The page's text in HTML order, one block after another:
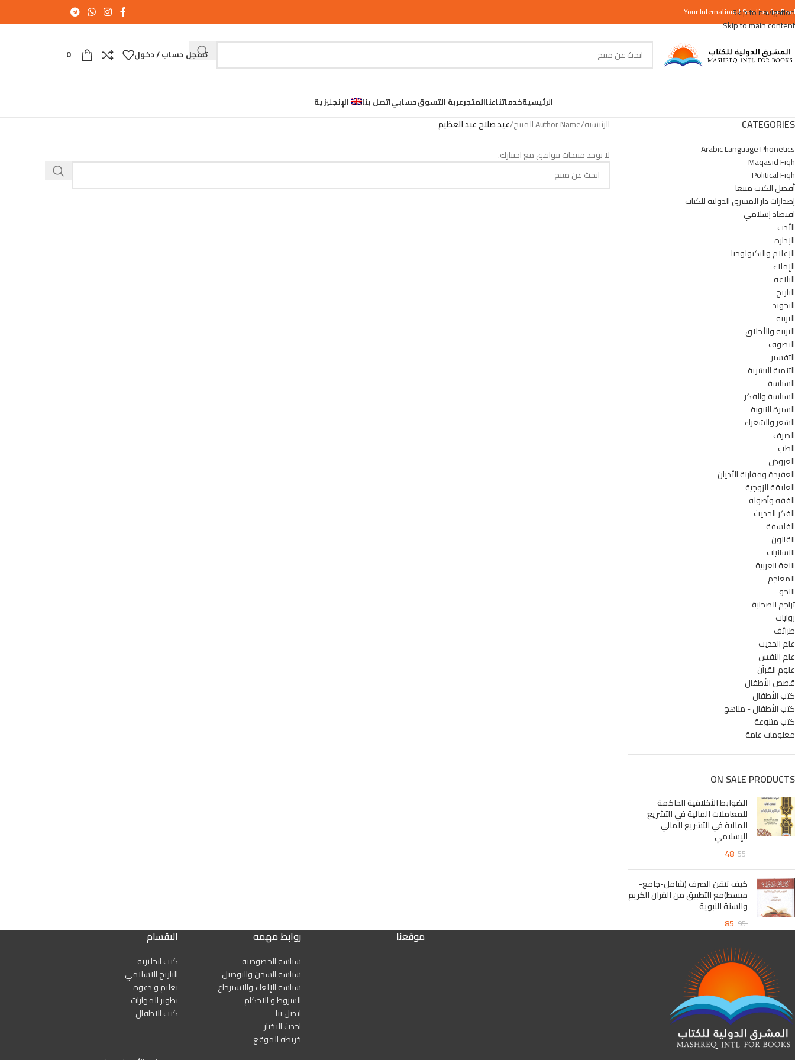
Skip to navigation
Skip to main content
YourInternationalSolution for
تسجل حساب / دخول 0
الرئيسيةخدماتناعناالمتجرعربة التسوقحسابياتصل بنا الإنجليزية
CATEGORIES
Arabic Language Phonetics
Maqasid Fiqh
Political Fiqh
أفضل الكتب مبيعا
إصدارات دار المشرق الدولية للكتاب
اقتصاد إسلامي
الأدب
الإدارة
الإعلام والتكنولوجيا
الإملاء
البلاغة
التاريخ
التجويد
التربية
التربية والأخلاق
التصوف
التفسير
التنمية البشرية
السياسة
السياسة والفكر
السيرة النبوية
الشعر والشعراء
الصرف
الطب
العروض
العقيدة ومقارنة الأديان
العلاقة الزوجية
الفقه وأصوله
الفكر الحديث
الفلسفة
القانون
اللسانيات
اللغة العربية
المعاجم
النحو
تراجم الصحابة
روايات
طرائف
علم الحديث
علم النفس
علوم القرآن
قصص الأطفال
كتب الأطفال
كتب الأطفال - مناهج
كتب متنوعة
معلومات عامة
ON SALE PRODUCTS
الضوابط الأخلاقية الحاكمة
للمعاملات المالية في التشريع
المالية في التشريع المالي
الإسلامي
55
48
كيف تتقن الصرف (شامل-جامع-
مبسط)مع التطبيق من القران الكريم
والسنة النبوية
95
85
الرئيسية/Author Name المنتج /عيد صلاح عبد العظيم
لا توجد منتجات تتوافق مع اختيارك.
موقعنا روابط مهمه
سياسة الخصوصية
سياسة الشحن والتوصيل
سياسة الإلغاء والاسترجاع
الشروط و الاحكام
اتصل بنا
احدث الاخبار
خريطه الموقع
الاقسام
كتب انجليزيه
التاريخ الاسلامي
تعليم و دعوة
تطوير المهارات
كتب الاطفال